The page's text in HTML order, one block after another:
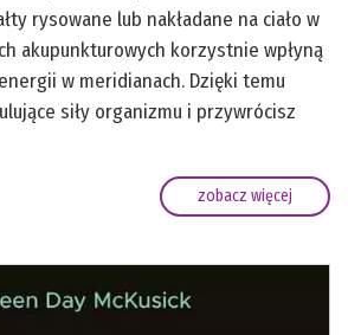
rysowane lub nakładane na ciało w
akupunkturowych korzystnie wpłyną
w meridianach. Dzięki temu
siły organizmu i przywrócisz
zobacz więcej